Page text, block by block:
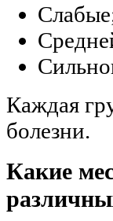
Каждая
болезни.
Какие